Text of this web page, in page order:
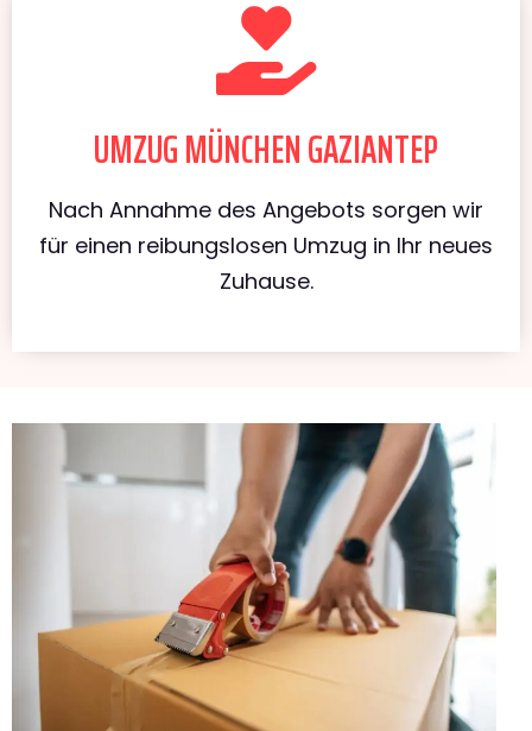
UMZUG MÜNCHEN GAZIANTEP
Nach Annahme des Angebots sorgen wir
für einen reibungslosen Umzug in Ihr neues
Zuhause.